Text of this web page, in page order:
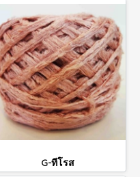
G-ทีโรส